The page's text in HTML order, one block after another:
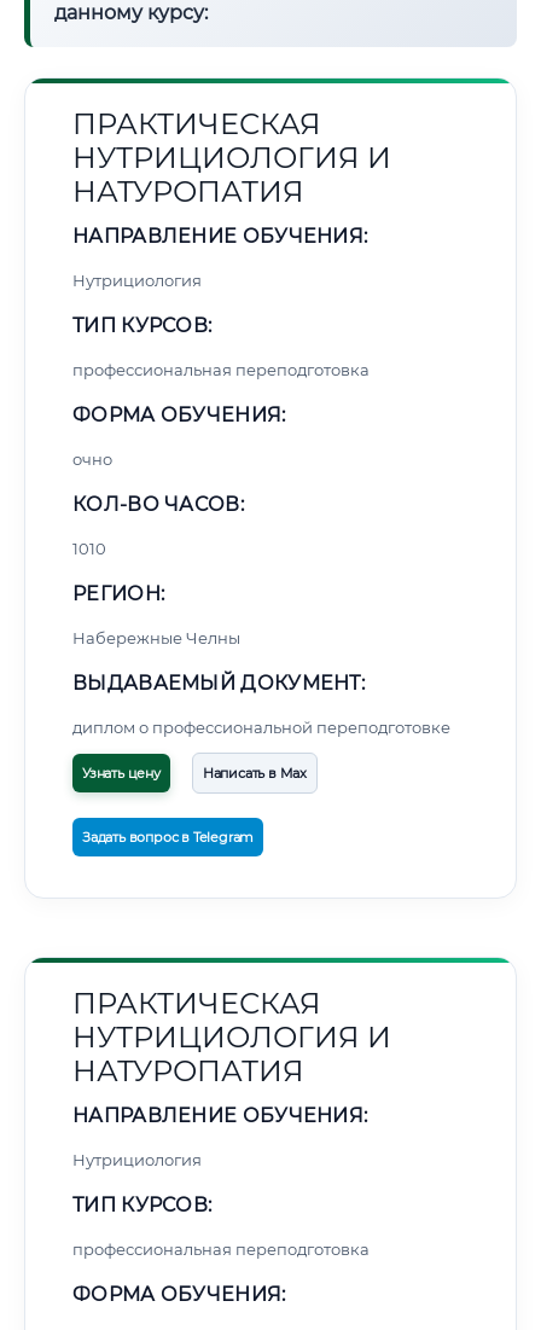
данному курсу:
ПРАКТИЧЕСКАЯ
НУТРИЦИОЛОГИЯ И
НАТУРОПАТИЯ
НАПРАВЛЕНИЕ ОБУЧЕНИЯ:
Нутрициология
ТИП КУРСОВ:
профессиональная переподготовка
ФОРМА ОБУЧЕНИЯ:
очно
КОЛ-ВО ЧАСОВ:
1010
РЕГИОН:
Набережные Челны
ВЫДАВАЕМЫЙ ДОКУМЕНТ:
диплом о профессиональной переподготовке
Узнать цену Написать в Max
Задать вопрос в Telegram
ПРАКТИЧЕСКАЯ
НУТРИЦИОЛОГИЯ И
НАТУРОПАТИЯ
НАПРАВЛЕНИЕ ОБУЧЕНИЯ:
Нутрициология
ТИП КУРСОВ:
профессиональная переподготовка
ФОРМА ОБУЧЕНИЯ: